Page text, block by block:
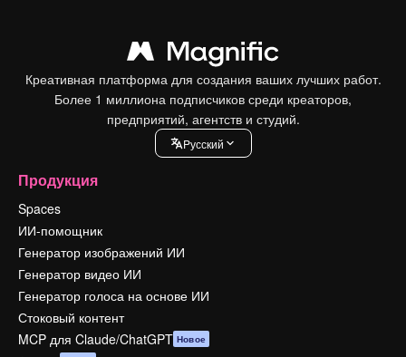
Креативная платформа для создания ваших лучших работ.
Более 1 миллиона подписчиков среди креаторов,
предприятий, агентств и студий.
Pусский
Продукция
Spaces
ИИ-помощник
Генератор изображений ИИ
Генератор видео ИИ
Генератор голоса на основе ИИ
Стоковый контент
MCP для Claude/ChatGPT Новое